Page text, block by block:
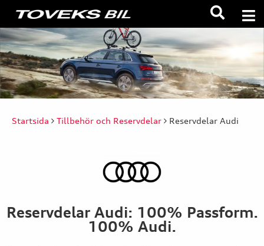
Startsida Tillbehör och Reservdelar Reservdelar Audi
Reservdelar Audi: 100% Passform.
100% Audi.